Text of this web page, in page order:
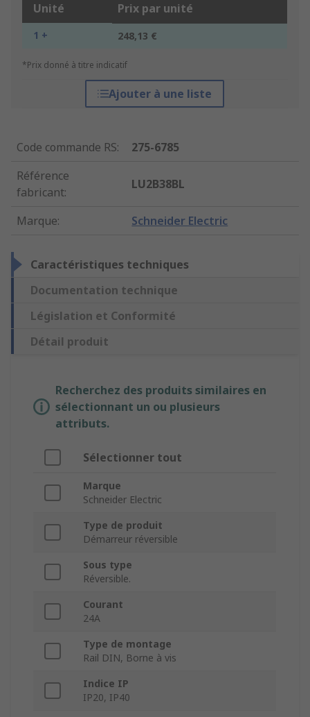
Unité Prix par unité
1 + 248,13 €
*Prix donné à titre indicatif
Ajouter à une liste
Code commande RS:
275-6785
Référence
fabricant:
LU2B38BL
Marque: Schneider Electric
Caractéristiques techniques
Documentation technique
Législation et Conformité
Détail produit
Recherchez des produits similaires en
sélectionnant un ou plusieurs
attributs.
Sélectionner tout
Marque
Schneider Electric
Type de produit
Démarreur réversible
Sous type
Réversible.
Courant
24A
Type de montage
Rail DIN, Borne à vis
Indice IP
IP20, IP40